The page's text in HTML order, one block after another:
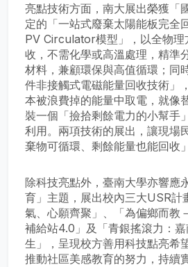
亮點技術方面，南大展出榮獲「
定的「一站式廢棄太陽能板完全
PV Circulator模型」，以全物理
收，不需化學或高溫處理，精準
材料，兼顧環保與高值循環；同
件非接觸式電磁能量回收技術」
本被浪費掉的能量中取電，就像
裝一個「撿拾剩餘電力的小幫手
利用。兩項技術的展出，讓現場
棄物可循環、剩餘能量也能回收
除科技亮點外，臺南大學亦響應
育」主題，展出校內三大USR計
氣、心願齊聚」、「為偏鄉而教
補給站4.0」及「青銀搖滾力：
生」，呈現校方善用科技點亮希
推動社區美感教育的努力，持續